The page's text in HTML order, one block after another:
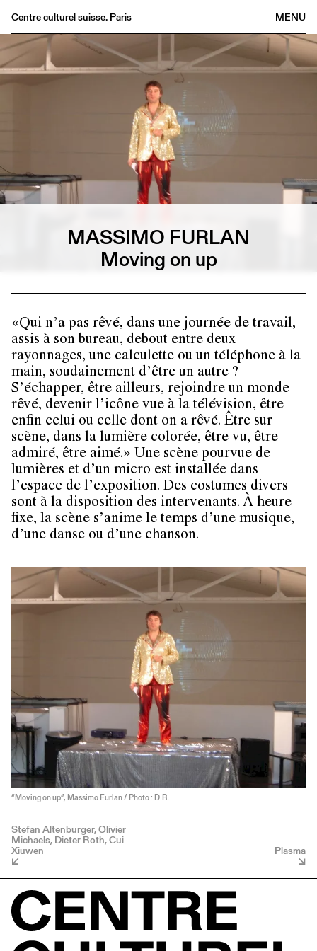
MENU
Centre culturel suisse. Paris
Agenda
Bookshop
About
FR/EN
MASSIMO FURLAN
Moving on up
«Qui n’a pas rêvé, dans une journée de travail,
assis à son bureau, debout entre deux
rayonnages, une calculette ou un téléphone à la
main, soudainement d’être un autre ?
S’échapper, être ailleurs, rejoindre un monde
rêvé, devenir l’icône vue à la télévision, être
enfin celui ou celle dont on a rêvé. Être sur
scène, dans la lumière colorée, être vu, être
admiré, être aimé.» Une scène pourvue de
lumières et d’un micro est installée dans
l’espace de l’exposition. Des costumes divers
sont à la disposition des intervenants. À heure
fixe, la scène s’anime le temps d’une musique,
d’une danse ou d’une chanson.
“Moving on up”, Massimo Furlan / Photo : D.R.
Stefan Altenburger, Olivier
Michaels, Dieter Roth, Cui
Xiuwen Plasma